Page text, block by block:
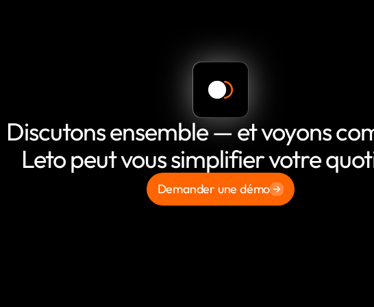
Discutons ensemble — et voyons
Leto peut vous simplifier votre
Demander une démo